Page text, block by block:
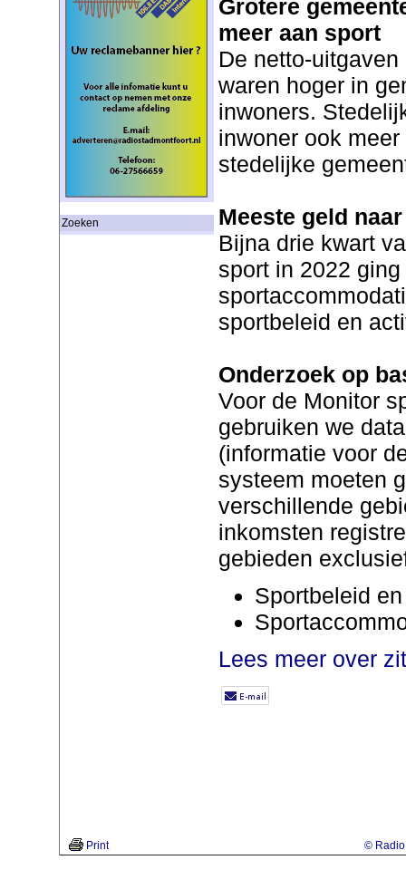
Zoeken
Grotere
meer aan sport
De netto-
waren hoger in
inwoners.
inwoner ook
stedelijke
Meeste geld
Bijna drie kwart
sport in 2022 ging
sportbeleid en
Onderzoek op
Voor de Monitor
gebruiken we
(informatie voor
systeem moeten
verschillende
inkomsten
gebieden
Sportbeleid
Lees meer over
Print © Radio